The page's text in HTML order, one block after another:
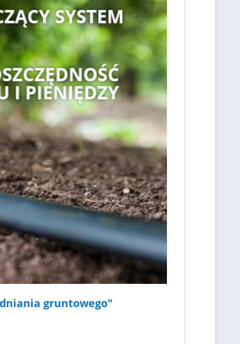
gruntowego"